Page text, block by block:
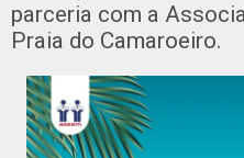
parceria com a
Praia do Camaroeiro.